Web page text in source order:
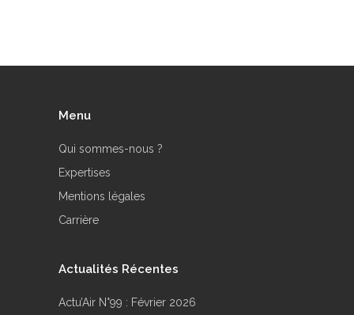
Menu
Qui sommes-nous ?
Expertises
Mentions légales
Carrière
Actualités Récentes
Actu’Air N°99 : Février 2026